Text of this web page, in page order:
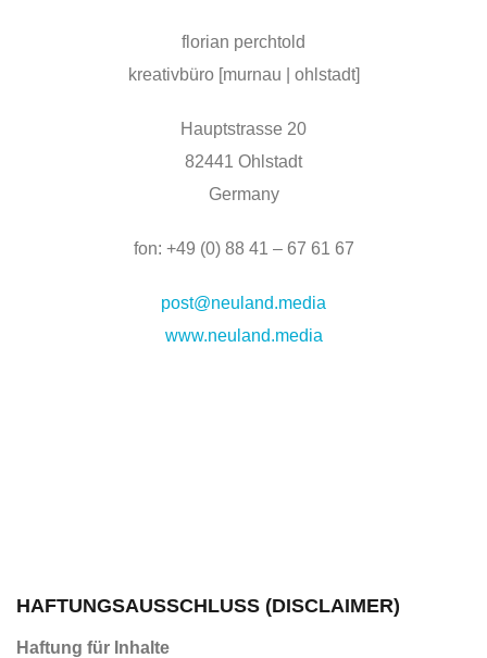
florian perchtold
kreativbüro [murnau | ohlstadt]
Hauptstrasse 20
82441 Ohlstadt
Germany
fon: +49 (0) 88 41 – 67 61 67
post@neuland.media
www.neuland.media
HAFTUNGSAUSSCHLUSS (DISCLAIMER)
Haftung für Inhalte